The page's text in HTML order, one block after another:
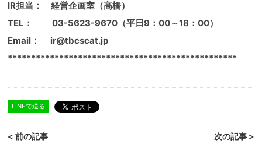
IR担当： 経営企画室（高橋）
TEL： 03-5623-9670（平日9：00～18：00）
Email： ir@tbcscat.jp
*************************************************
LINEで送る
< 前の記事 次の記事 >